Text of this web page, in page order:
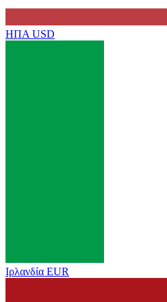
ΗΠΑ USD
Ιρλανδία EUR